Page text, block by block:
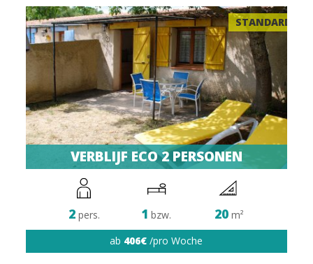
STANDARD
VERBLIJF ECO 2 PERSONEN
2pers. 1 bzw. 20m²
ab 406€ /pro Woche